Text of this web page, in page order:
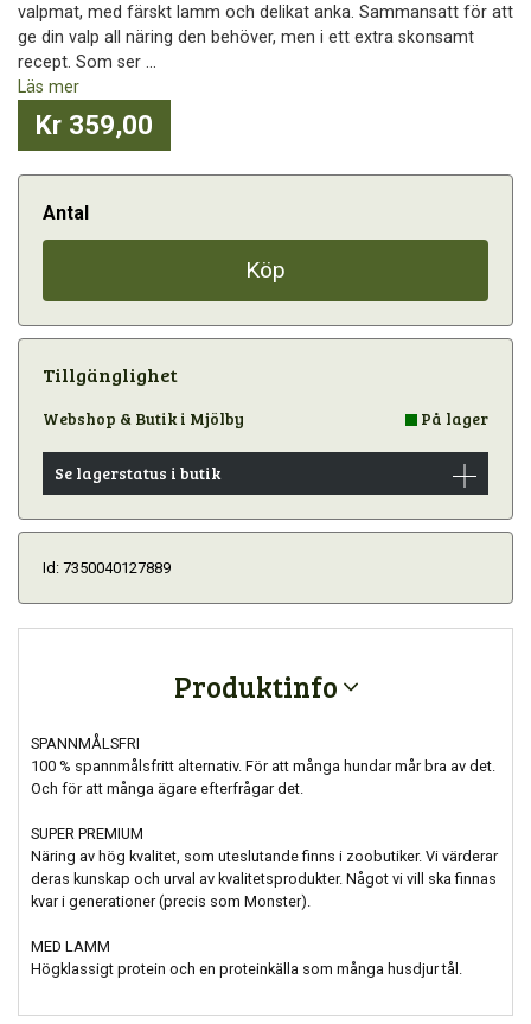
valpmat, med färskt lamm och delikat anka. Sammansatt för att
ge din valp all näring den behöver, men i ett extra skonsamt
recept. Som ser ...
Läs mer
Kr 359,00
Antal
Köp
Tillgänglighet
Webshop & Butik i Mjölby På lager
Se lagerstatus i butik
Id: 7350040127889
Produktinfo
SPANNMÅLSFRI
100 % spannmålsfritt alternativ. För att många hundar mår bra av det.
Och för att många ägare efterfrågar det.
SUPER PREMIUM
Näring av hög kvalitet, som uteslutande finns i zoobutiker. Vi värderar
deras kunskap och urval av kvalitetsprodukter. Något vi vill ska finnas
kvar i generationer (precis som Monster).
MED LAMM
Högklassigt protein och en proteinkälla som många husdjur tål.